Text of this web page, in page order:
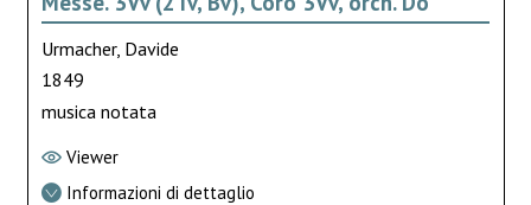
Urmacher, Davide
1849
musica notata
Viewer
Informazioni di dettaglio